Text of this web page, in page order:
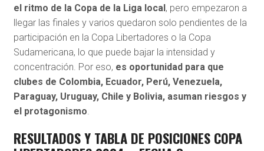
el ritmo de la Copa de la Liga local, pero empezaron a
llegar las finales y varios quedaron solo pendientes de la
participación en la Copa Libertadores o la Copa
Sudamericana, lo que puede bajar la intensidad y
concentración. Por eso, es oportunidad para que
clubes de Colombia, Ecuador, Perú, Venezuela,
Paraguay, Uruguay, Chile y Bolivia, asuman riesgos y
el protagonismo
RESULTADOS Y TABLA DE POSICIONES COPA